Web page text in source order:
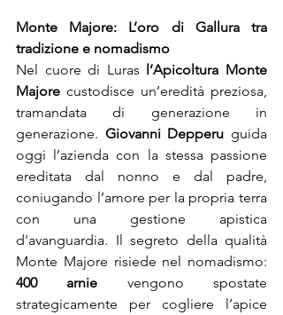
Monte Majore: L’oro di Gallura tra
tradizione e nomadismo
Nel cuore di Luras l’Apicoltura Monte
Majore custodisce un’eredità preziosa,
tramandata di generazione in
generazione. Giovanni Depperu guida
oggi l’azienda con la stessa passione
ereditata dal nonno e dal padre,
coniugando l’amore per la propria terra
con una gestione apistica
d'avanguardia. Il segreto della qualità
400 arnie vengono spostate
strategicamente per cogliere l’apice